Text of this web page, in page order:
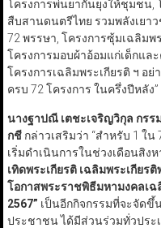
โครงการพ่นยากันยุงให้ชุมชน,
สืบสานดนตรีไทย รวมพลังเยา
72 พรรษา, โครงการซุ้มเฉลิมพ
โครงการมอบผ้าอ้อมแก่เด็กแล
โครงการเฉลิมพระเกียรติ ฯ อย่
ครบ 72 โครงการ ในครึ่งปีหลัง”
นางฐาปณี เตชะเจริญวิกุล กรร
กชีกล่าวเสริมว่า “สำหรับ 1 ใน
เริ่มดำเนินการในช่วงเดือนสิง
เทิดพระเกียรติ เฉลิมพระเกียร
โอกาสพระราชพิธีมหามงคลเ
2567” เป็นอีกกิจกรรมที่จะจัดขึ้
ประชาชน ได้มีส่วนร่วมทั่วประ